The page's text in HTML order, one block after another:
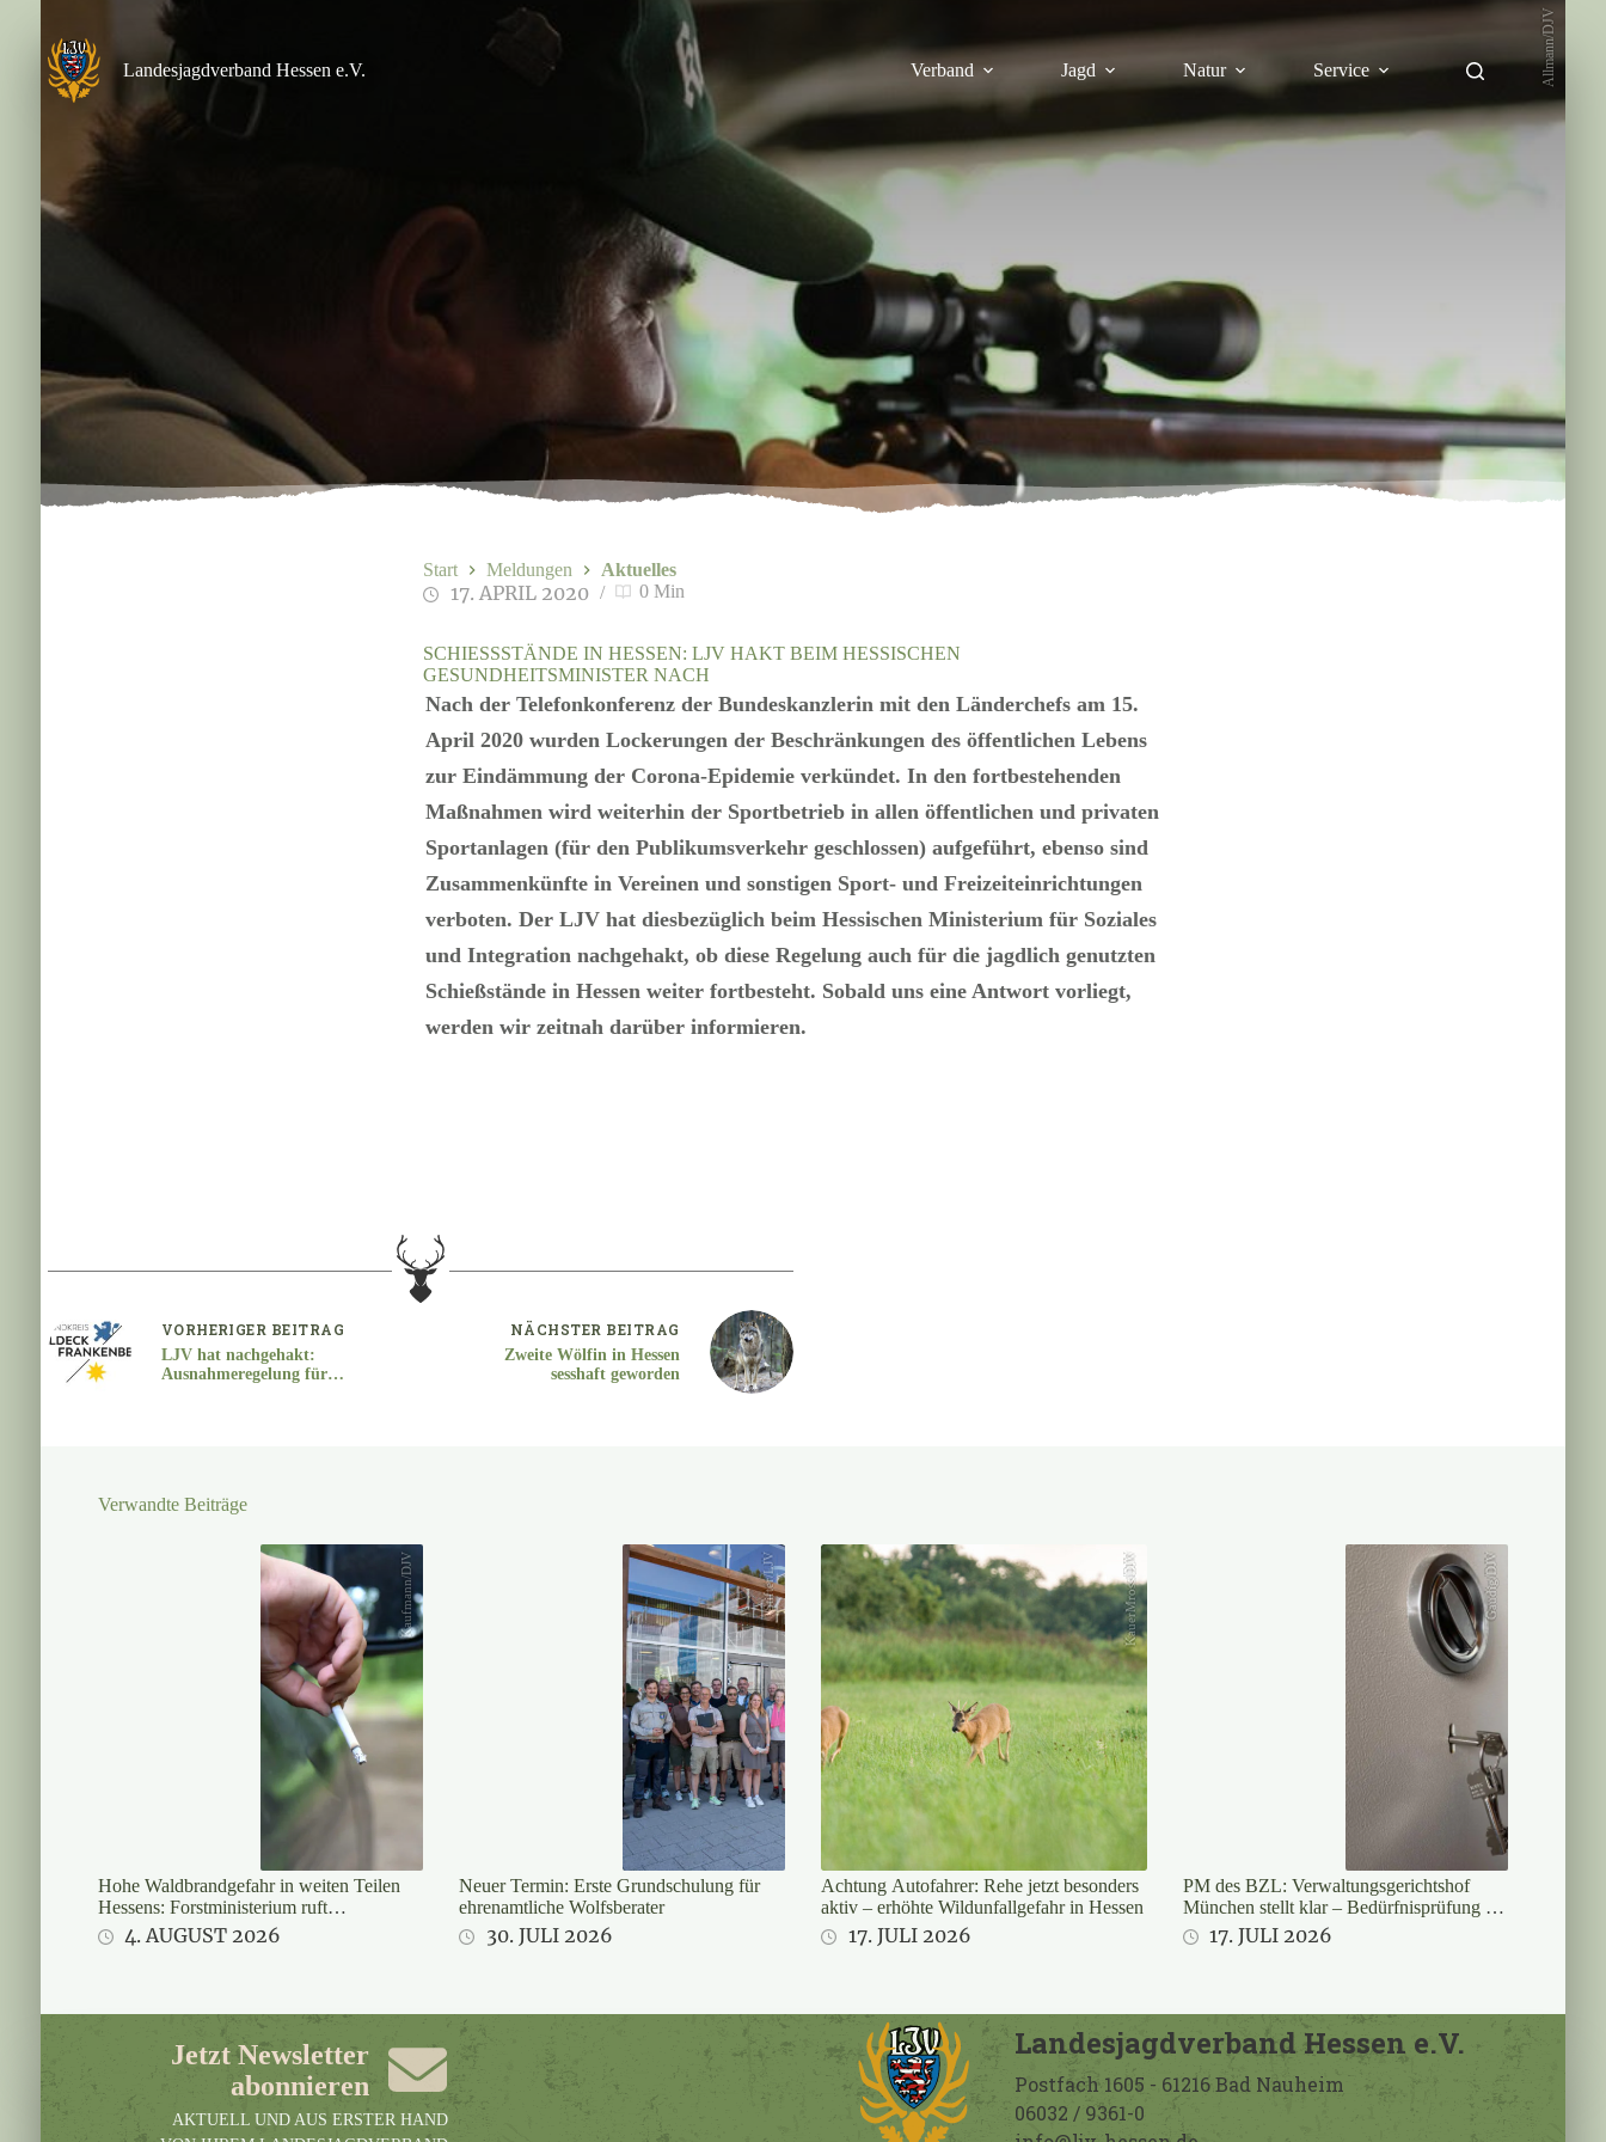
springen
Landesjagdverband Hessen e.V.
Verband Jagd Natur Service Allmann/DJV
SCHIESSSTÄNDE IN HESSEN: LJV HAKT BEIM HESSISCHEN G
ESUNDHEITSMINISTER NACH
Nach der Telefonkonferenz der Bundeskanzlerin mit den Länderchefs am 15.
April 2020 wurden Lockerungen der Beschränkungen des öffentlichen Lebens
zur Eindämmung der Corona-Epidemie verkündet. In den fortbestehenden
Maßnahmen wird weiterhin der Sportbetrieb in allen öffentlichen und privaten
Sportanlagen (für den Publikumsverkehr geschlossen) aufgeführt, ebenso sind
Zusammenkünfte in Vereinen und sonstigen Sport- und Freizeiteinrichtungen
verboten. Der LJV hat diesbezüglich beim Hessischen Ministerium für Soziales
und Integration nachgehakt, ob diese Regelung auch für die jagdlich genutzten
Schießstände in Hessen weiter fortbesteht. Sobald uns eine Antwort vorliegt,
werden wir zeitnah darüber informieren.
17. APRIL 2020 0 Min
Start Meldungen Aktuelles
VORHERIGER BEITRAG
LJV hat nachgehakt:
Ausnahmeregelung für
NÄCHSTER BEITRAG
Zweite Wölfin in Hessen
sesshaft geworden
Verwandte Beiträge
Kaufmann/DJV
Hohe Waldbrandgefahr in weiten Teilen
Hessens: Forstministerium ruft
zweithöchste Alarmstufe aus
4. AUGUST 2026
Stifter/LJV
Neuer Termin: Erste Grundschulung für
ehrenamtliche Wolfsberater
30. JULI 2026
KauerMross/DJV
Achtung Autofahrer: Rehe jetzt besonders
aktiv – erhöhte Wildunfallgefahr in Hessen
17. JULI 2026
Gaudig/DJV
PM des BZL: Verwaltungsgerichtshof
München stellt klar – Bedürfnisprüfung für
Langwaffen bei Jägern rechtswidrig
17. JULI 2026
Jetzt Newsletter
abonnieren
AKTUELL UND AUS ERSTER HAND
Landesjagdverband Hessen e.V.
Postfach 1605 - 61216 Bad Nauheim
06032 / 9361-0